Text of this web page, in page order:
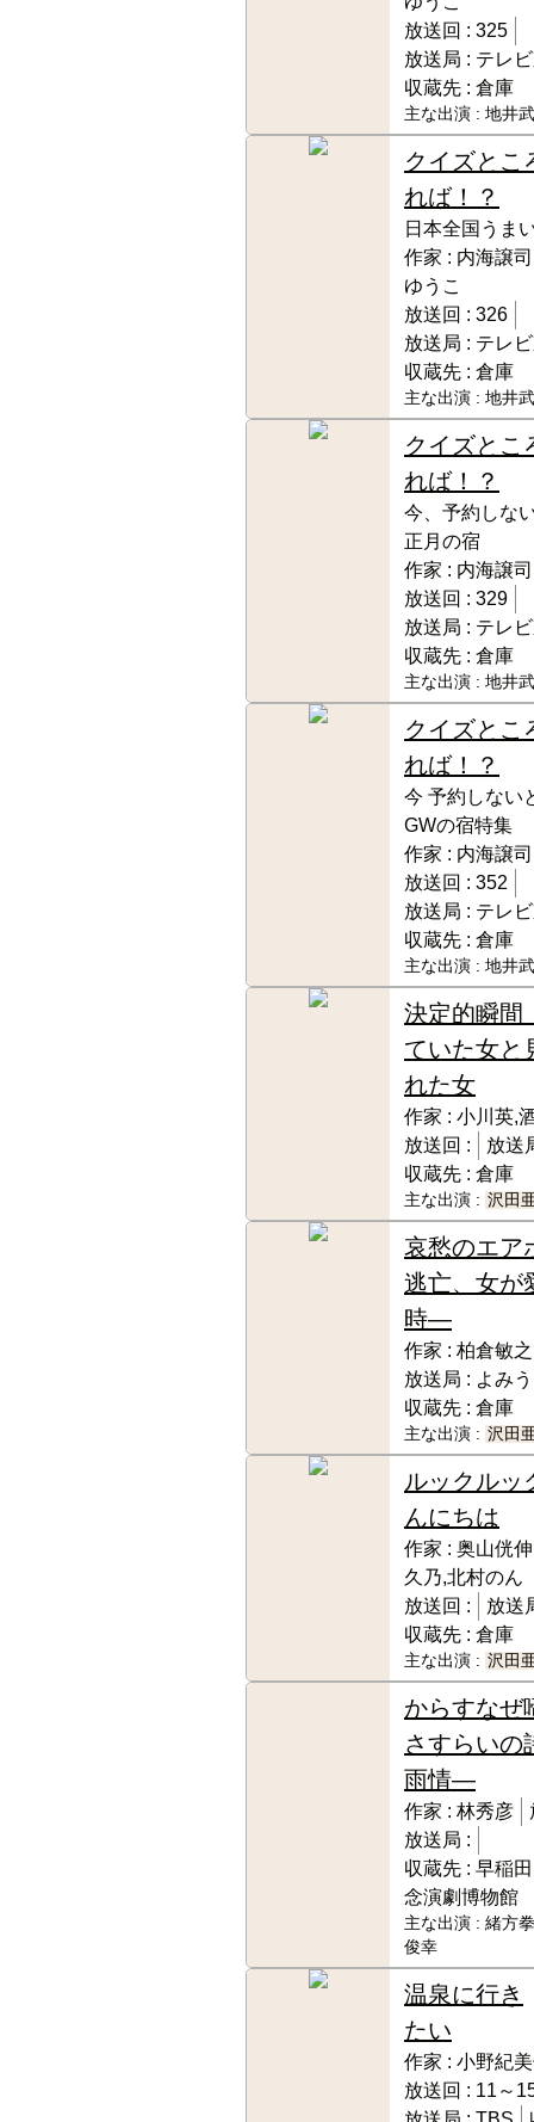
放送回 : 325
放送局 : テレ
収蔵先 : 倉庫
主な出演 : 地井
クイズとこ
れば！？
日本全国うま
作家 : 内海譲
ゆうこ
放送回 : 326
放送局 : テレ
収蔵先 : 倉庫
主な出演 : 地井
クイズとこ
れば！？
今、予約しな
正月の宿
作家 : 内海譲
放送回 : 329
放送局 : テレ
収蔵先 : 倉庫
主な出演 : 地井
クイズとこ
れば！？
今 予約しない
GWの宿特集
作家 : 内海譲
放送回 : 352
放送局 : テレ
収蔵先 : 倉庫
主な出演 : 地井
決定的瞬
ていた女と
れた女
作家 : 小川英,
放送回 :
放送
収蔵先 : 倉庫
主な出演 : 沢田
哀愁のエ
逃亡、女が
時―
作家 : 柏倉敏之
放送局 : よみ
収蔵先 : 倉庫
主な出演 : 沢田
ルックルッ
んにちは
作家 : 奥山侊
久乃,北村のん
放送回 :
放送
収蔵先 : 倉庫
主な出演 : 沢田
からすな
さすらい
雨情―
作家 : 林秀彦
放送局 :
収蔵先 : 早稲
念演劇博物館
主な出演 : 緒方
俊幸
温泉に行き
たい
作家 : 小野紀
放送回 : 11～